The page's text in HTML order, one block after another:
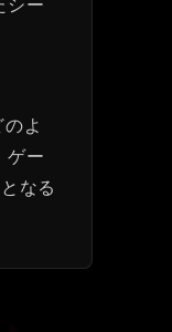
シー
よ
ゲー
なる